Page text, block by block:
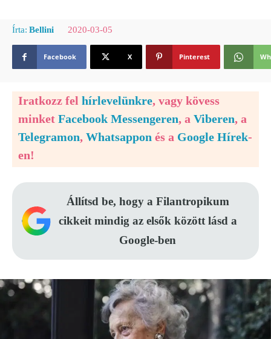
Írta: Bellini 2020-03-05
Facebook X Pinterest
Iratkozz fel hírlevelünkre, vagy kövess
minket Facebook Messengeren, a Viberen, a
Telegramon, Whatsappon és a Google Hírek-
en!
Állítsd be, hogy a Filantropikum
cikkeit mindig az elsők között lásd a
Google-ben